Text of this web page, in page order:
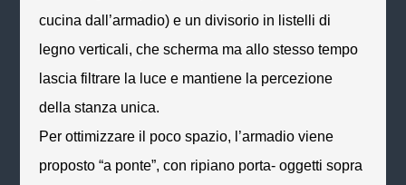
cucina dall’armadio) e un divisorio in listelli di
legno verticali, che scherma ma allo stesso tempo
lascia filtrare la luce e mantiene la percezione
della stanza unica.
Per ottimizzare il poco spazio, l’armadio viene
proposto “a ponte”, con ripiano porta- oggetti sopra